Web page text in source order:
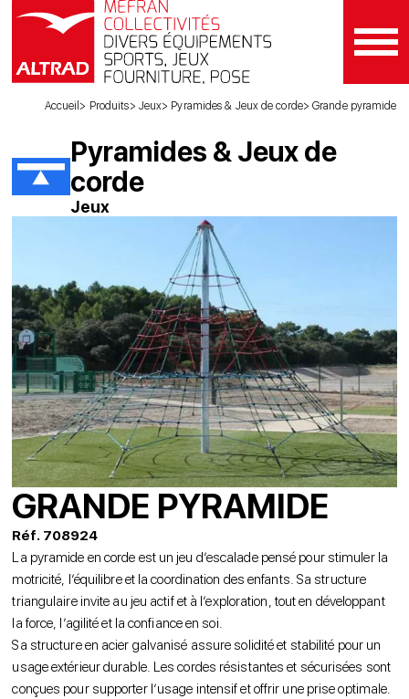
Accueil Produits Jeux Pyramides & Jeux de corde Grande pyramide
Pyramides & Jeux de
corde
Jeux
GRANDE PYRAMIDE
Réf. 708924
La pyramide en corde est un jeu d’escalade pensé pour stimuler la
motricité, l’équilibre et la coordination des enfants. Sa structure
triangulaire invite au jeu actif et à l’exploration, tout en développant
la force, l’agilité et la confiance en soi.
Sa structure en acier galvanisé assure solidité et stabilité pour un
usage extérieur durable. Les cordes résistantes et sécurisées sont
conçues pour supporter l’usage intensif et offrir une prise optimale.